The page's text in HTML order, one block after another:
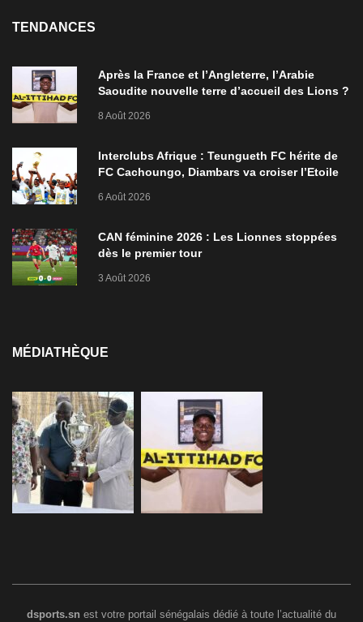
TENDANCES
Après la France et l’Angleterre, l’Arabie
Saoudite nouvelle terre d’accueil des Lions ?
8 Août 2026
Interclubs Afrique : Teungueth FC hérite de
FC Cachoungo, Diambars va croiser l’Etoile
6 Août 2026
CAN féminine 2026 : Les Lionnes stoppées
dès le premier tour
3 Août 2026
MÉDIATHÈQUE
dsports.sn est votre portail sénégalais dédié à toute l’actualité du